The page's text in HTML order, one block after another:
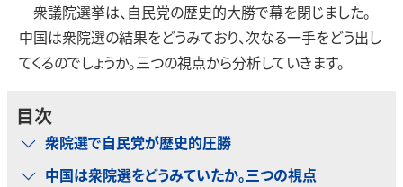
衆議院選挙は、自民党の歴史的大勝で幕を閉じました。
中国は衆院選の結果をどうみており、次なる一手をどう出し
てくるのでしょうか。三つの視点から分析していきます。
目次
衆院選で自民党が歴史的圧勝
中国は衆院選をどうみていたか。三つの視点